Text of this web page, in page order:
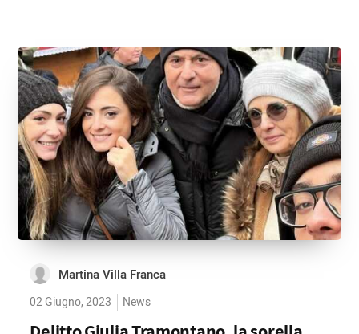
Martina Villa Franca
02 Giugno, 2023 News